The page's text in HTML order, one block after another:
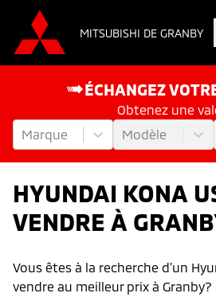
MITSUBISHI DE GRANBY
ÉCHANGEZ
Obtenez une
Marque
Modèle
HYUNDAI KONA
VENDRE À
Vous êtes à la recherche d’un
vendre au meilleur prix à